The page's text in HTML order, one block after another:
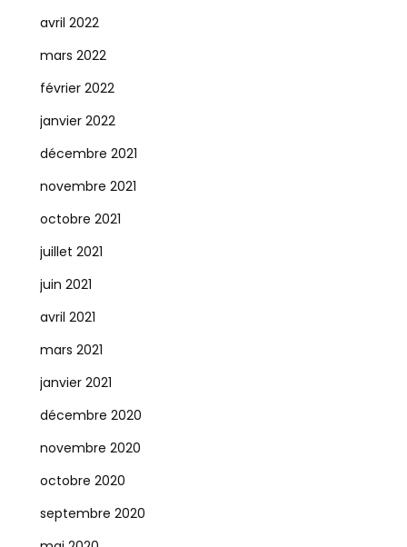
avril 2022
mars 2022
février 2022
janvier 2022
décembre 2021
novembre 2021
octobre 2021
juillet 2021
juin 2021
avril 2021
mars 2021
janvier 2021
décembre 2020
novembre 2020
octobre 2020
septembre 2020